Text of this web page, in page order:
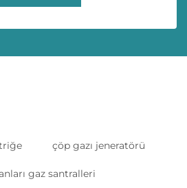
çöp gazı jeneratörü
gaz santralleri